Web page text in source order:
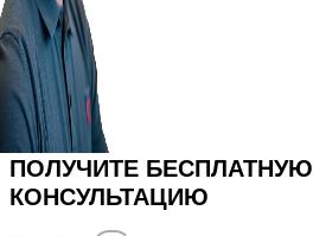
ПОЛУЧИТЕ БЕСПЛАТНУЮ
КОНСУЛЬТАЦИЮ